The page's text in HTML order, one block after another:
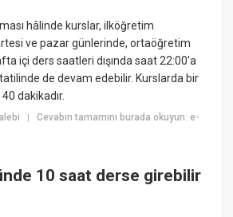
hâlinde kurslar, ilköğretim
ve pazar günlerinde, ortaöğretim
içi ders saatleri dışında saat 22:00'a
tatilinde de devam edebilir. Kurslarda bir
dakikadır.
|Cevabın tamamını burada okuyun: e-
10 saat derse girebilir